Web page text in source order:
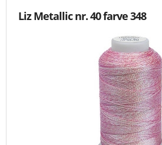
Liz Metallic nr. 40 farve 348